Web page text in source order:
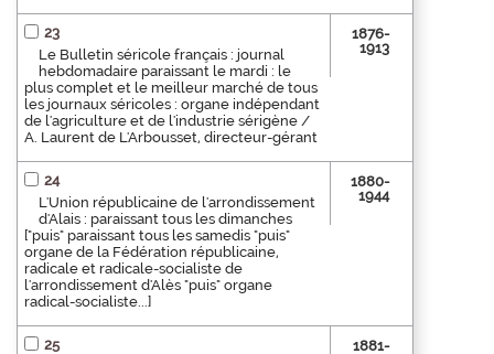
23
Le Bulletin séricole français : journal
hebdomadaire paraissant le mardi : le
plus complet et le meilleur marché de tous
les journaux séricoles : organe indépendant
de l'agriculture et de l'industrie sérigène /
A. Laurent de L'Arbousset, directeur-gérant
1876-
1913
24
L'Union républicaine de l'arrondissement
d'Alais : paraissant tous les dimanches
["puis" paraissant tous les samedis "puis"
organe de la Fédération républicaine,
radicale et radicale-socialiste de
l'arrondissement d'Alès "puis" organe
radical-socialiste...]
1880-
1944
25
1881-